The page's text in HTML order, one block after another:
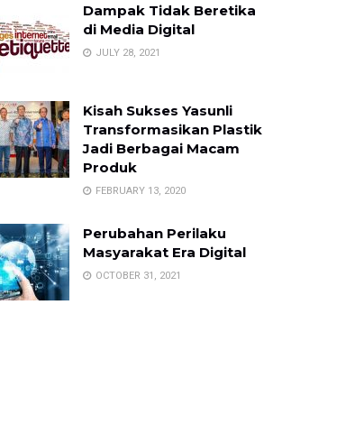
Dampak Tidak Beretika
di Media Digital
JULY 28, 2021
Kisah Sukses Yasunli
Transformasikan Plastik
Jadi Berbagai Macam
Produk
FEBRUARY 13, 2020
Perubahan Perilaku
Masyarakat Era Digital
OCTOBER 31, 2021